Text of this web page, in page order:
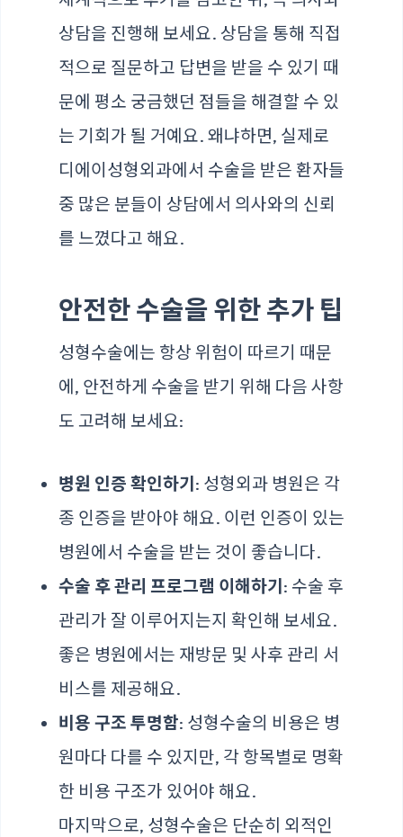
상담을 진행해 보세요. 상담을 통해 직접
적으로 질문하고 답변을 받을 수 있기 때
문에 평소 궁금했던 점들을 해결할 수 있
는 기회가 될 거예요. 왜냐하면, 실제로
디에이성형외과에서 수술을 받은 환자들
중 많은 분들이 상담에서 의사와의 신뢰
를 느꼈다고 해요.
안전한 수술을 위한 추가 팁
성형수술에는 항상 위험이 따르기 때문
에, 안전하게 수술을 받기 위해 다음 사항
도 고려해 보세요:
병원 인증 확인하기 : 성형외과 병원은 각
종 인증을 받아야 해요. 이런 인증이 있는
병원에서 수술을 받는 것이 좋습니다.
수술 후 관리 프로그램 이해하기 : 수술 후
관리가 잘 이루어지는지 확인해 보세요.
좋은 병원에서는 재방문 및 사후 관리 서
비스를 제공해요.
비용 구조 투명함: 성형수술의 비용은 병
원마다 다를 수 있지만, 각 항목별로 명확
한 비용 구조가 있어야 해요.
마지막으로, 성형수술은 단순히 외적인